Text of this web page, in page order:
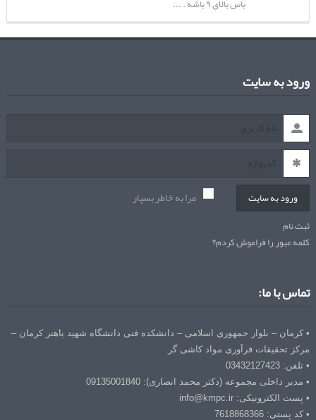
باس بالای ۹ باشه . ...
ورود به سایت
ورود به سایت مرا به خاطر بسپار
ثبت نام
کلمه عبور را فراموش کردم؟
تماس با ما:
• کرمان – بلوار جمهوری اسلامی – دانشکده فنی دانشگاه شهید باهنر کرمان –
مرکز تحقیقات فرآوری مواد کاشی گر
• تلفن: 03432127423
• مدیر داخلی مجموعه (دکتر محمد انصاری): 09135001840
• پست الکترونیکی: info@kmpc.ir
• کد پستی: 7618868366